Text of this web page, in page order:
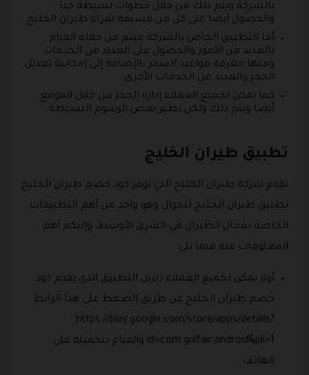
بالشركة ويتم ذلك من خلال خطوات بسيطة جدا
والحصول أيضا على كل من قسيمة شراء طيران الخليج.
أما التطبيق الخاص بالشركة فيتم من خلاله القيام
بالعديد من الأمور والحصول على العديد من الخدمات
ومنها معرفة مواعيد السفر بالإضافة إلى إمكانية تعديل
الحجز والعديد من الخدمات الأخرى.
كما يمكن لجميع العملاء إدارة الحجز من خلال الموقع
أيضا ويتم ذلك ولكن تظير بعض الرسوم البسيطة.
تطبيق طيران الخليج
تقدم شركة طيران الخليج التي توفر كود خصم طيران الخليج
تطبيق طيران الخليج للجوال وهو واحد من أهم التطبيقات
الخاصة بمجال الطيران في الشرق الأوسط، وإليكم أهم
المعلومات عنه فيما يلي:
أولا يمكن لجميع العملاء تنزيل التطبيق الذي يقدم كود
خصم طيران الخليج عن طريق الضغط على هذا الرابط
https://play.google.com/store/apps/details?
id=com.gulfair.android&pli=1 والقيام بتحميله على
الهاتف.